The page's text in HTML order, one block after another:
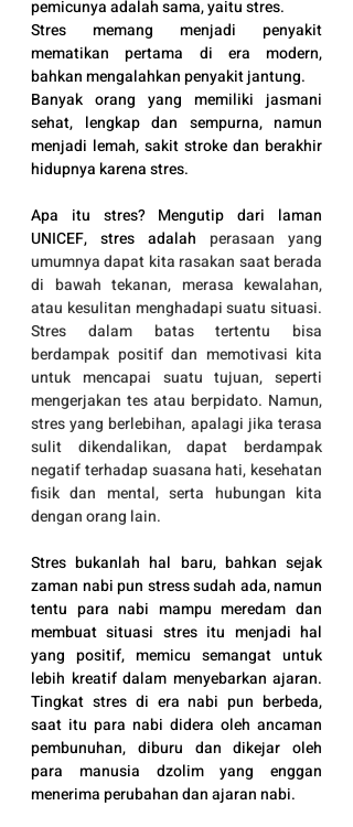
pemicunya adalah sama, yaitu stres.
Stres memang menjadi penyakit
mematikan pertama di era modern,
bahkan mengalahkan penyakit jantung.
Banyak orang yang memiliki jasmani
sehat, lengkap dan sempurna, namun
menjadi lemah, sakit stroke dan berakhir
hidupnya karena stres.
Apa itu stres? Mengutip dari laman
UNICEF, stres adalah perasaan yang
umumnya dapat kita rasakan saat berada
di bawah tekanan, merasa kewalahan,
atau kesulitan menghadapi suatu situasi.
Stres dalam batas tertentu bisa
berdampak positif dan memotivasi kita
untuk mencapai suatu tujuan, seperti
mengerjakan tes atau berpidato. Namun,
stres yang berlebihan, apalagi jika terasa
sulit dikendalikan, dapat berdampak
negatif terhadap suasana hati, kesehatan
fisik dan mental, serta hubungan kita
dengan orang lain.
Stres bukanlah hal baru, bahkan sejak
zaman nabi pun stress sudah ada, namun
tentu para nabi mampu meredam dan
membuat situasi stres itu menjadi hal
yang positif, memicu semangat untuk
lebih kreatif dalam menyebarkan ajaran.
Tingkat stres di era nabi pun berbeda,
saat itu para nabi didera oleh ancaman
pembunuhan, diburu dan dikejar oleh
para manusia dzolim yang enggan
menerima perubahan dan ajaran nabi.